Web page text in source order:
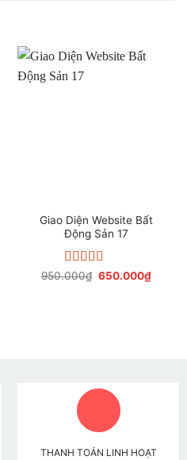
Giao Diện Website Bất
Động Sản 17
Được xếp
950.000₫ Giá
650.000₫Giá
THANH TOÁN LINH HOẠT